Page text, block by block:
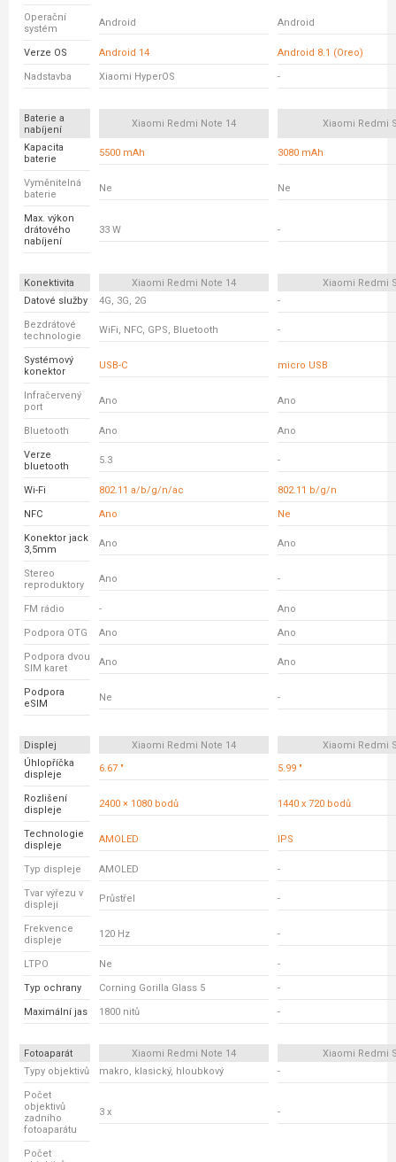
Operační
systém
Android Android
Verze OS Android 14 Android 8.1 (Oreo)
Nadstavba Xiaomi HyperOS -
Baterie a
nabíjení
Xiaomi Redmi Note 14 Xiaomi Redmi
Kapacita
baterie
5500 mAh 3080 mAh
Vyměnitelná
baterie
Ne Ne
Max. výkon
drátového
nabíjení
33 W -
Konektivita Xiaomi Redmi Note 14
Xiaomi Redmi
Datové služby
4G, 3G, 2G -
Bezdrátové
technologie
WiFi, NFC, GPS, Bluetooth -
Systémový
konektor
USB-C micro USB
Infračervený
port
Ano Ano
Bluetooth Ano Ano
Verze
bluetooth
5.3 -
Wi-Fi 802.11 a/b/g/n/ac 802.11 b/g/n
NFC Ano Ne
Konektor jack
3,5mm
Ano Ano
Stereo
reproduktory
Ano -
FM rádio - Ano
Podpora OTG Ano Ano
Podpora dvou
SIM karet
Ano Ano
Podpora
eSIM
Ne -
Displej Xiaomi Redmi Note 14
Xiaomi Redmi
Úhlopříčka
displeje
6.67 " 5.99 "
Rozlišení
displeje
2400 × 1080 bodů 1440 x 720 bodů
Technologie
displeje
AMOLED IPS
Typ displeje AMOLED -
Tvar výřezu v
displeji
Průstřel -
Frekvence
displeje
120 Hz -
LTPO Ne -
Typ ochrany Corning Gorilla Glass 5 -
Maximální jas 1800 nitů -
Fotoaparát Xiaomi Redmi Note 14
Xiaomi Redmi
Typy objektivů
makro, klasický, hloubkový -
Počet
objektivů
zadního
fotoaparátu
3 x -
Počet